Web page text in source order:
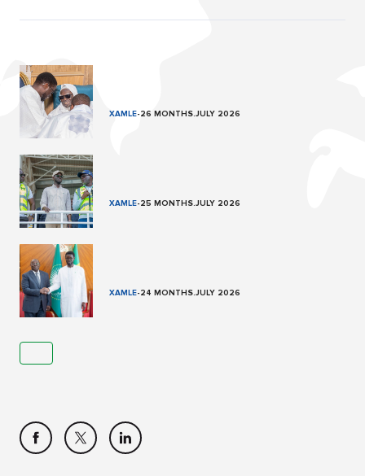
XAMLE-26 MONTHS.JULY 2026
XAMLE-25 MONTHS.JULY 2026
XAMLE-24 MONTHS.JULY 2026